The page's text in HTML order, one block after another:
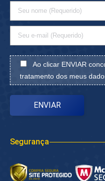
Ao clicar ENVIAR
tratamento dos meus
Segurança